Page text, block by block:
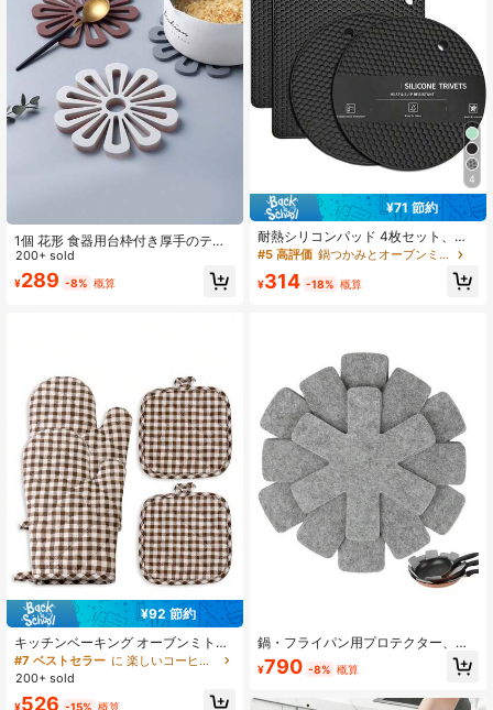
1個 花形 食器用台枠付き厚手のテー
ブルマット、食卓用断熱マット、耐
熱マット、家庭用プレートマット、
花形滑り止め茶カップマット
200+ sold
¥289 -8% 概算
¥92 節約
キッチンベーキング オーブンミトン
& ポットホルダー 2枚/4枚セット、
グリーンチェック & コーヒーチェッ
ブ、調理用断熱グローブ、トリベッ
#7 ベストセラー
に 楽しいコーヒータイム キッチンツールとガジェット
200+ sold
¥526 -15% 概算
4
¥71 節約
耐熱シリコンパッド 4枚セット、鍋
やボウルに適しています。耐熱カウ
ースター、トリベットマット、大型
#5 高評価 鍋つかみとオーブンミット
¥314 -18% 概算
鍋・フライパン用プロテクター、重
ね置き用厚手プロテクター、12枚セ
ット、4種類のサイズ、重ね置き用セ
¥790 -8% 概算